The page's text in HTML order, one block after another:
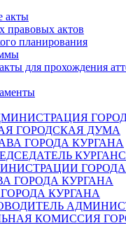
акты
правовых актов
планирования
для прохождения
ГОРОДСКАЯ ДУМА
ГОРОДА КУРГАНА
ГОРОДА
ГОРОДА КУРГАНА
КУРГАНА
КОМИССИЯ